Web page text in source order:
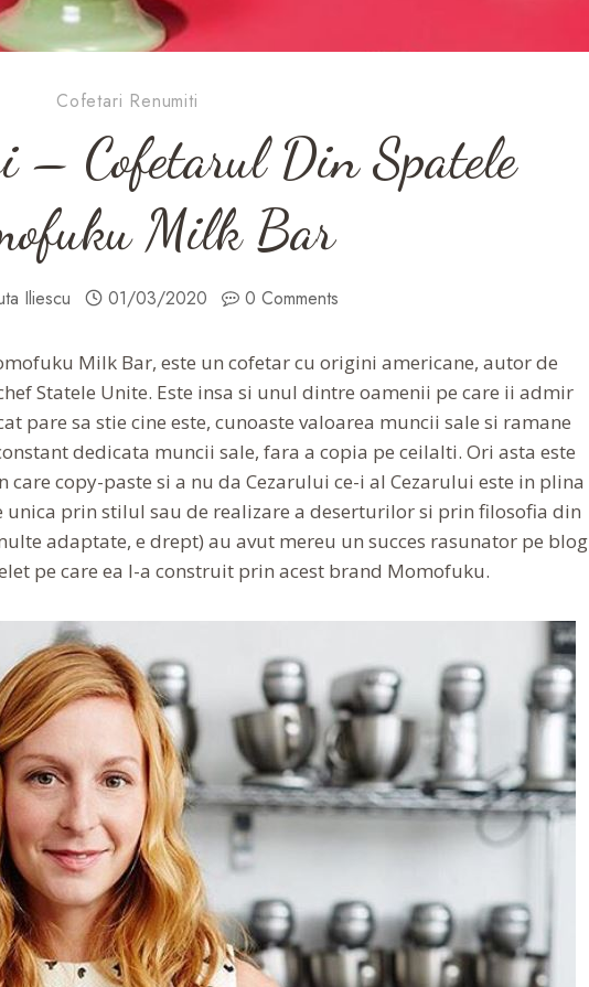
Cofetari Renumiti
– Cofetarul Din Spatele
Milk Bar
Iliescu 01/03/2020 0 Comments
Milk Bar, este un cofetar cu origini americane, autor de
Statele Unite. Este insa si unul dintre oamenii pe care ii admir
pare sa stie cine este, cunoaste valoarea muncii sale si ramane
dedicata muncii sale, fara a copia pe ceilalti. Ori asta este
copy-paste si a nu da Cezarului ce-i al Cezarului este in plina
unica prin stilul sau de realizare a deserturilor si prin filosofia din
adaptate, e drept) au avut mereu un succes rasunator pe blog
pe care ea l-a construit prin acest brand Momofuku.